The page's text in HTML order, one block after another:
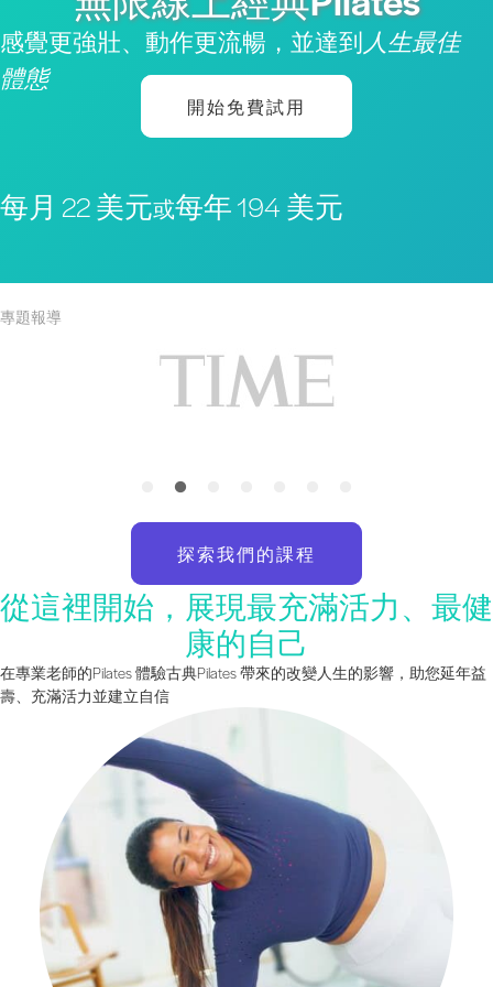
感覺更強壯、動作更流暢，並達到人生最佳
體態
開始免費試用
每月 22 美元或每年 194 美元
專題報導
探索我們的課程
從這裡開始，展現最充滿活力、最健
康的自己
在專業老師的Pilates 體驗古典Pilates 帶來的改變人生的影響，助您延年益
壽、充滿活力並建立自信